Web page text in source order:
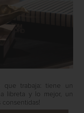
que trabaja: tiene un
libreta y lo mejor, un
consentidas!